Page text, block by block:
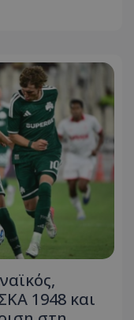
1948 και